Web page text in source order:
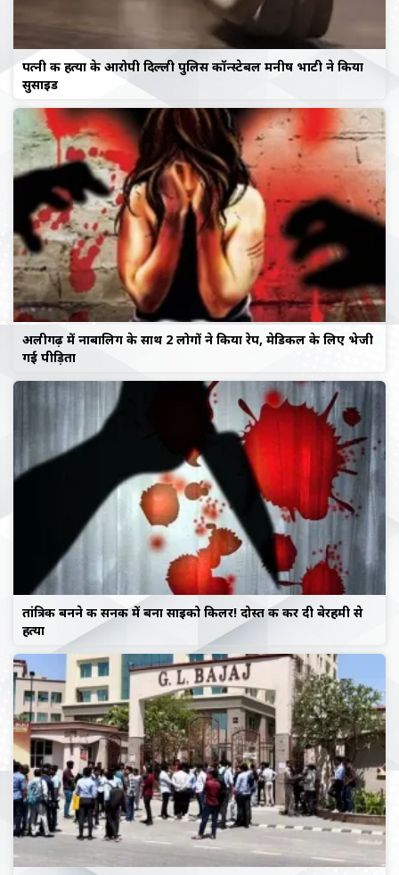
पत्नी की हत्या के आरोपी दिल्ली पुलिस कॉन्स्टेबल मनीष भाटी ने किया
सुसाइड
अलीगढ़ में नाबालिग के साथ 2 लोगों ने किया रेप, मेडिकल के लिए भेजी
गई पीड़िता
तांत्रिक बनने की सनक में बना साइको किलर! दोस्त की कर दी बेरहमी से
हत्या